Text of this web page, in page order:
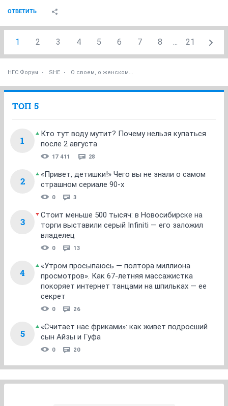
ОТВЕТИТЬ
1 2 3 4 5 6 7 8 ... 21
НГС.Форум SHE О своем, о женском...
ТОП 5
1
Кто тут воду мутит? Почему нельзя купаться
после 2 августа
17 411 28
2
«Привет, детишки!» Чего вы не знали о самом
страшном сериале 90-х
0 3
3
Стоит меньше 500 тысяч: в Новосибирске на
торги выставили серый Infiniti — его заложил
владелец
0 13
4
«Утром просыпаюсь — полтора миллиона
просмотров». Как 67-летняя массажистка
покоряет интернет танцами на шпильках — ее
секрет
0 26
5
«Считает нас фриками»: как живет подросший
сын Айзы и Гуфа
0 20